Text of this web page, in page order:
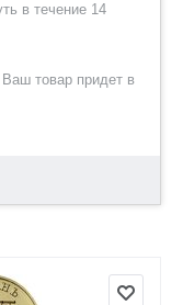
в течение 14
товар придет в